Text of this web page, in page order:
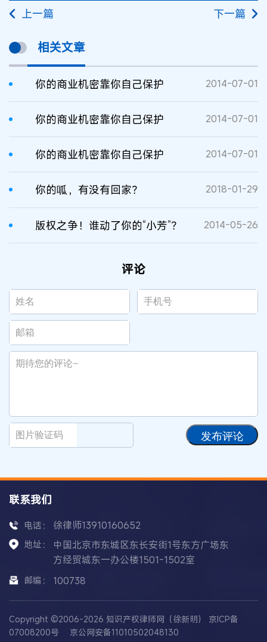
上一篇 下一篇
相关文章
你的商业机密靠你自己保护 2014-07-01
你的商业机密靠你自己保护 2014-07-01
你的商业机密靠你自己保护 2014-07-01
你的呱，有没有回家？ 2018-01-29
版权之争！谁动了你的“小芳”？ 2014-05-26
评论
发布评论
联系我们
电话： 徐律师13910160652
地址：
中国北京市东城区东长安街1号东方广场东
方经贸城东一办公楼1501-1502室
邮编： 100738
Copyright ©2006-2026 知识产权律师网（徐新明） 京ICP备
07008200号
京公网安备11010502048130